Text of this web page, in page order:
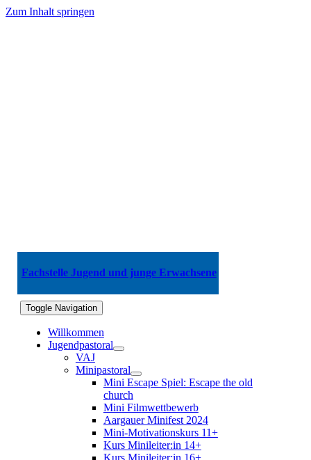
Zum Inhalt springen
Fachstelle Jugend und junge Erwachsene
Toggle Navigation
Willkommen
Jugendpastoral
VAJ
Minipastoral
Mini Escape Spiel: Escape the old
church
Mini Filmwettbewerb
Aargauer Minifest 2024
Mini-Motivationskurs 11+
Kurs Minileiter:in 14+
Kurs Minileiter:in 16+